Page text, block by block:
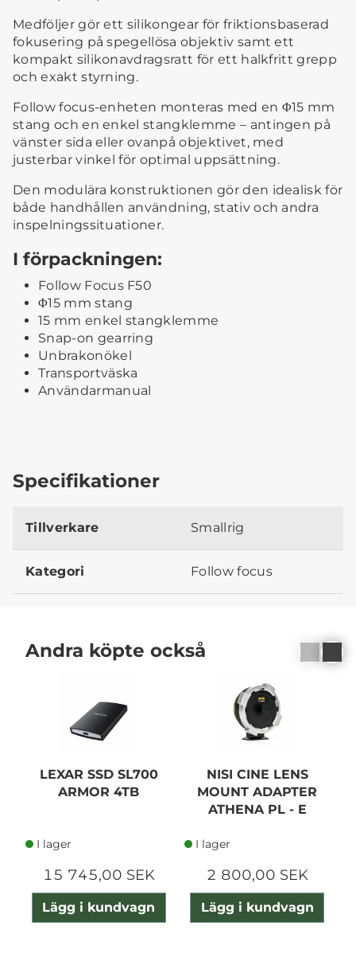
Medföljer gör ett silikongear för friktionsbaserad
fokusering på spegellösa objektiv samt ett
kompakt silikonavdragsratt för ett halkfritt grepp
och exakt styrning.
Follow focus-enheten monteras med en Φ15 mm
stang och en enkel stangklemme – antingen på
vänster sida eller ovanpå objektivet, med
justerbar vinkel för optimal uppsättning.
Den modulära konstruktionen gör den idealisk för
både handhållen användning, stativ och andra
inspelningssituationer.
I förpackningen:
Follow Focus F50
Φ15 mm stang
15 mm enkel stangklemme
Snap-on gearring
Unbrakonökel
Transportväska
Användarmanual
Specifikationer
Tillverkare Smallrig
Kategori Follow focus
Andra köpte också
LEXAR SSD SL700
ARMOR 4TB
I lager
15 745,00 SEK
Lägg i kundvagn
NISI CINE LENS
MOUNT ADAPTER
ATHENA PL - E
I lager
2 800,00 SEK
Lägg i kundvagn